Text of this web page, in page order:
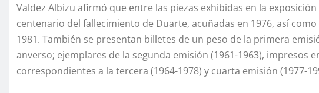
Valdez Albizu afirmó que entre las piezas exhibidas en la
centenario del fallecimiento de Duarte, acuñadas en 1976, así
1981. También se presentan billetes de un peso de la primera
anverso; ejemplares de la segunda emisión (1961-1963), impresos
correspondientes a la tercera (1964-1978) y cuarta emisión (1977-